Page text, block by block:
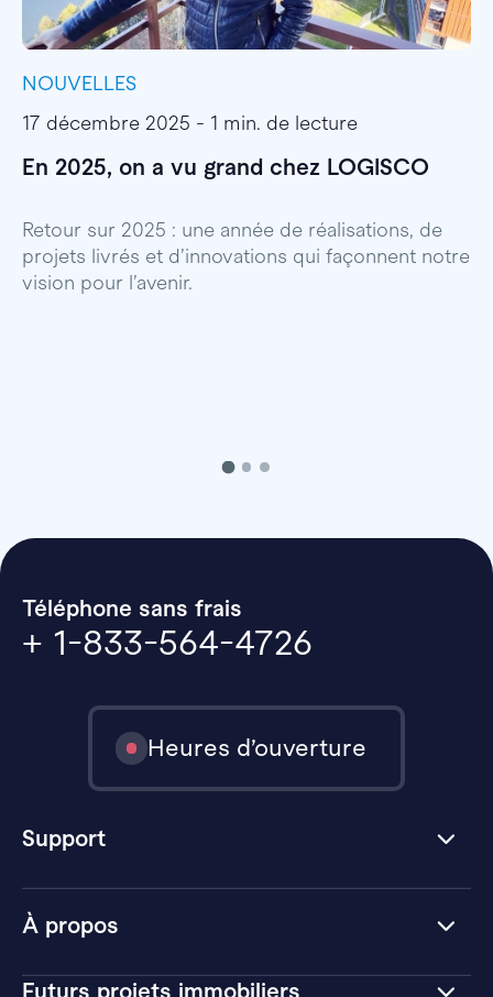
NOUVELLES
17 décembre 2025 - 1 min. de lecture
En 2025, on a vu grand chez LOGISCO
Retour sur 2025 : une année de réalisations, de
projets livrés et d’innovations qui façonnent notre
vision pour l’avenir.
À propos
Futurs projets immobiliers
Téléphone sans frais
+ 1-833-564-4726
Heures d’ouverture
Support